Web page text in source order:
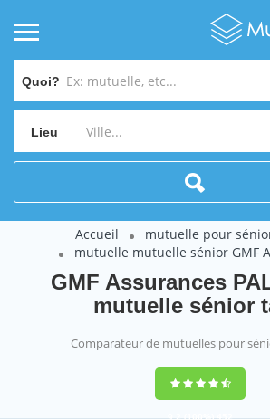
Quoi?
Lieu
Accueil
mutuelle pour
mutuelle mutuelle sénior GMF
GMF Assurances
mutuelle sénior
Comparateur de mutuelles pour
9,2(100%)452